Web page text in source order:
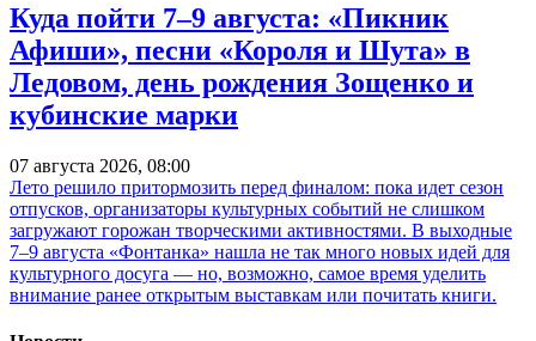
Куда пойти 7–9 августа: «Пикник
Афиши», песни «Короля и Шута» в
Ледовом, день рождения Зощенко и
кубинские марки
07 августа 2026, 08:00
Лето решило притормозить перед финалом: пока идет сезон
отпусков, организаторы культурных событий не слишком
загружают горожан творческими активностями. В выходные
7–9 августа «Фонтанка» нашла не так много новых идей для
культурного досуга — но, возможно, самое время уделить
внимание ранее открытым выставкам или почитать книги.